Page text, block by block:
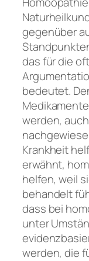
gegenüber
das für die
bedeutet.
werden,
Krankheit
erwähnt,
helfen, weil
behandelt
dass bei
unter
werden, die